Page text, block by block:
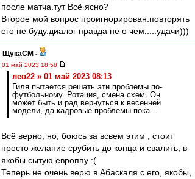
после матча.тут Всё ясно?
Второе мой вопрос проигнорирован.повторять
его не буду.диалог правда не о чем.....удачи)))
ЩукаСМ -
01 май 2023 18:58
лео22 » 01 май 2023 08:13
Гиля пытается решать эти проблемы по-
футбольному. Ротация, смена схем. Он
может быть и рад вернуться к весенней
модели, да кадровые проблемы пока...
Всё верно, но, боюсь за всвем этим , стоит
просто желание срубить до конца и свалить, в
якобы сытую европпу :(
Теперь не очень верю в Абаскаля с его, якобы,